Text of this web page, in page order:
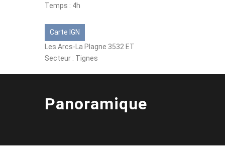
Temps : 4h
Carte IGN
Les Arcs-La Plagne 3532 ET
Secteur : Tignes
Panoramique